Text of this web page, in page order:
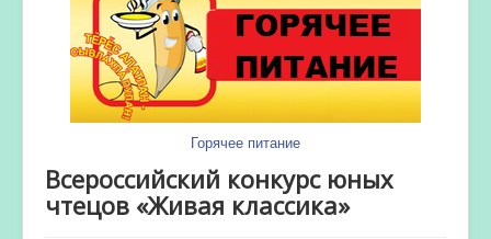
Горячее питание
Всероссийский конкурс юных
чтецов «Живая классика»